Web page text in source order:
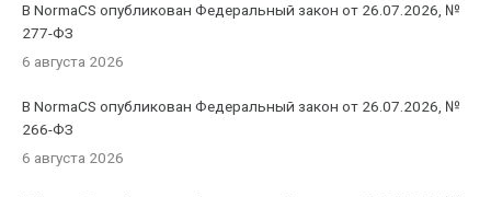
В NormaCS опубликован Федеральный закон от 26.07.2026, №
277-ФЗ
6 августа 2026
В NormaCS опубликован Федеральный закон от 26.07.2026, №
266-ФЗ
6 августа 2026